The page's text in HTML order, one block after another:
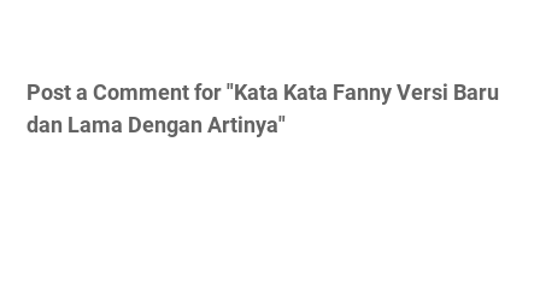
Post a Comment for "Kata Kata Fanny Versi Baru
dan Lama Dengan Artinya"